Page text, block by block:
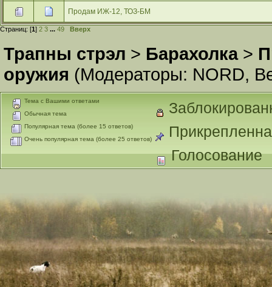
Продам ИЖ-12, ТОЗ-БМ
Страниц: [1] 2 3 ... 49 Вверх
Трапны стрэл > Барахолка>
оружия (Модераторы: NORD,
Тема с Вашими ответами
Обычная тема
Популярная тема (более 15 ответов)
Очень популярная тема (более 25 ответов)
Голосование